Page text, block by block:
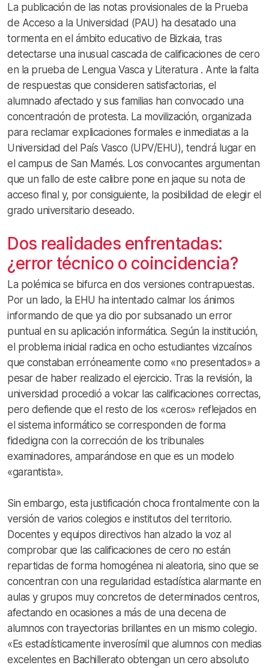
La publicación de las notas provisionales de la Prueba
de Acceso a la Universidad (PAU) ha desatado una
tormenta en el ámbito educativo de Bizkaia, tras
detectarse una inusual cascada de calificaciones de cero
en la prueba de Lengua Vasca y Literatura . Ante la falta
de respuestas que consideren satisfactorias, el
alumnado afectado y sus familias han convocado una
concentración de protesta. La movilización, organizada
para reclamar explicaciones formales e inmediatas a la
Universidad del País Vasco (UPV/EHU), tendrá lugar en
el campus de San Mamés. Los convocantes argumentan
que un fallo de este calibre pone en jaque su nota de
acceso final y, por consiguiente, la posibilidad de elegir el
grado universitario deseado.
Dos realidades enfrentadas:
¿error técnico o coincidencia?
La polémica se bifurca en dos versiones contrapuestas.
Por un lado, la EHU ha intentado calmar los ánimos
informando de que ya dio por subsanado un error
puntual en su aplicación informática. Según la institución,
el problema inicial radica en ocho estudiantes vizcaínos
que constaban erróneamente como «no presentados» a
pesar de haber realizado el ejercicio. Tras la revisión, la
universidad procedió a volcar las calificaciones correctas,
pero defiende que el resto de los «ceros» reflejados en
el sistema informático se corresponden de forma
fidedigna con la corrección de los tribunales
examinadores, amparándose en que es un modelo
«garantista».
Sin embargo, esta justificación choca frontalmente con la
versión de varios colegios e institutos del territorio.
Docentes y equipos directivos han alzado la voz al
comprobar que las calificaciones de cero no están
repartidas de forma homogénea ni aleatoria, sino que se
concentran con una regularidad estadística alarmante en
aulas y grupos muy concretos de determinados centros,
afectando en ocasiones a más de una decena de
alumnos con trayectorias brillantes en un mismo colegio.
«Es estadísticamente inverosímil que alumnos con medias
excelentes en Bachillerato obtengan un cero absoluto